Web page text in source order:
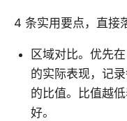
4 条实用要点，直接
区域对比。优先
的实际表现，记
的比值。比值越
好。